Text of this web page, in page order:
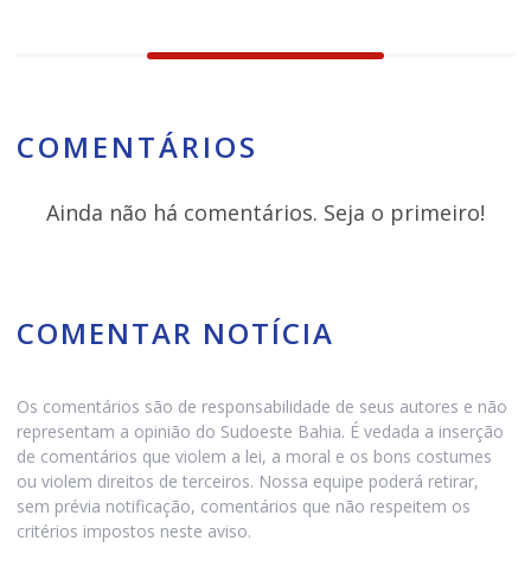
COMENTÁRIOS
Ainda não há comentários. Seja o primeiro!
COMENTAR NOTÍCIA
Os comentários são de responsabilidade de seus autores e não
representam a opinião do Sudoeste Bahia. É vedada a inserção
de comentários que violem a lei, a moral e os bons costumes
ou violem direitos de terceiros. Nossa equipe poderá retirar,
sem prévia notificação, comentários que não respeitem os
critérios impostos neste aviso.